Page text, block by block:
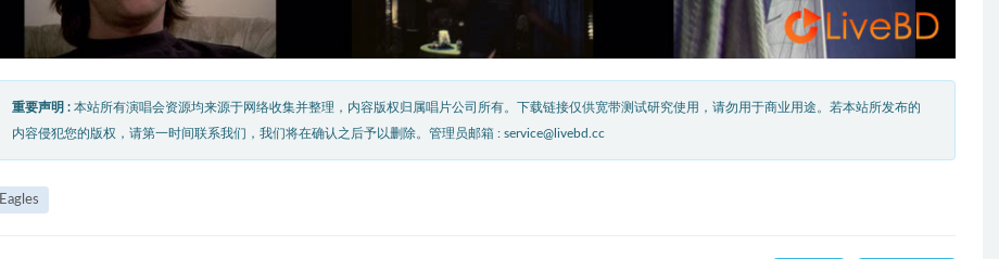
重要声明 : 本站所有演唱会资源均来源于网络收集并整理，内容版权归属唱片公司所有。下载链接仅供宽带测试研究使用，请勿用于商业用途。若本站所发布的
内容侵犯您的版权，请第一时间联系我们，我们将在确认之后予以删除。管理员邮箱 : service@livebd.cc
Eagles